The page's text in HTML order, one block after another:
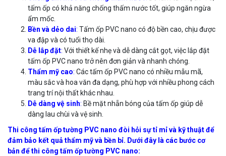
tấm ốp có khả năng chống thấm nước tốt, giúp ngăn ngừa
ẩm mốc.
Bền và dẻo dai: Tấm ốp PVC nano có độ bền cao, chịu được
va đập và có tuổi thọ dài.
Dễ lắp đặt: Với thiết kế nhẹ và dễ dàng cắt gọt, việc lắp đặt
tấm ốp PVC nano trở nên đơn giản và nhanh chóng.
Thẩm mỹ cao: Các tấm ốp PVC nano có nhiều mẫu mã,
màu sắc và hoa văn đa dạng, phù hợp với nhiều phong cách
trang trí nội thất khác nhau.
Dễ dàng vệ sinh: Bề mặt nhẵn bóng của tấm ốp giúp dễ
dàng lau chùi và vệ sinh.
Thi công tấm ốp tường PVC nano đòi hỏi sự tỉ mỉ và kỹ thuật để
đảm bảo kết quả thẩm mỹ và bền bỉ. Dưới đây là các bước cơ
bản để thi công tấm ốp tường PVC nano: